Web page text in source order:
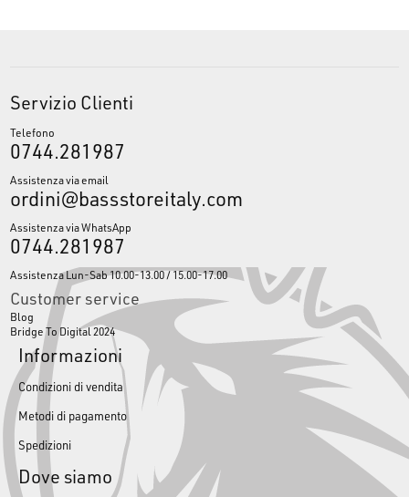
Servizio Clienti
Telefono
0744.281987
Assistenza via email
ordini@bassstoreitaly.com
Assistenza via WhatsApp
0744.281987
Assistenza Lun-Sab 10.00-13.00 / 15.00-17.00
Customer service
Blog
Bridge To Digital 2024
Informazioni
Condizioni di vendita
Metodi di pagamento
Spedizioni
Dove siamo